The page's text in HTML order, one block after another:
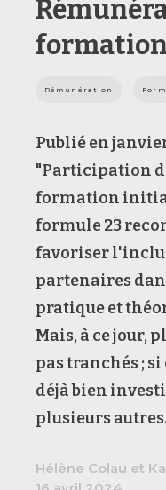
Rémunération
Publié en
"Participation
formation
formule 23
favoriser
partenaires
pratique et
Mais, à ce jour,
pas tranchés ;
déjà bien
plusieurs
Hélène Colau et